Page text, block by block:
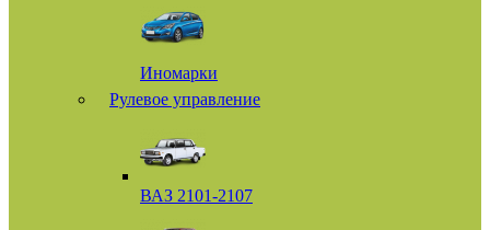
Иномарки
Рулевое управление
ВАЗ 2101-2107